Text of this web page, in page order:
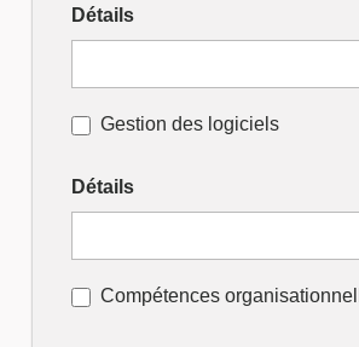
Détails
Gestion des logiciels
Détails
Compétences